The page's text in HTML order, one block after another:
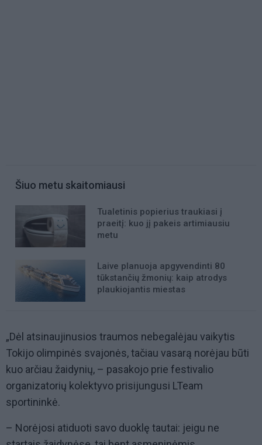
Šiuo metu skaitomiausi
Tualetinis popierius traukiasi į
praeitį: kuo jį pakeis artimiausiu
metu
Laive planuoja apgyvendinti 80
tūkstančių žmonių: kaip atrodys
plaukiojantis miestas
„Dėl atsinaujinusios traumos nebegalėjau vaikytis
Tokijo olimpinės svajonės, tačiau vasarą norėjau būti
kuo arčiau žaidynių, – pasakojo prie festivalio
organizatorių kolektyvo prisijungusi LTeam
sportininkė.
– Norėjosi atiduoti savo duoklę tautai: jeigu ne